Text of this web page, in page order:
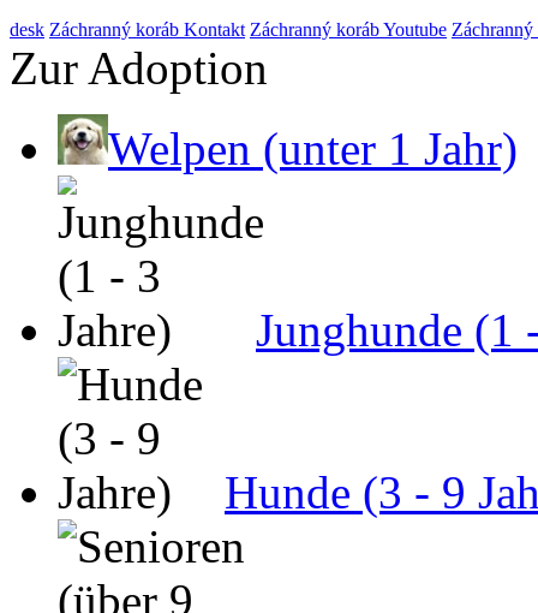
desk Záchranný koráb Kontakt Záchranný koráb Youtube
Zur Adoption
Welpen (unter 1 Jahr)
Junghunde (1
Hunde (3 - 9